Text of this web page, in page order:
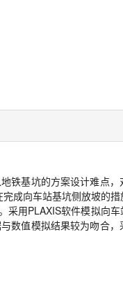
铁基坑的方案设计难点
成向车站基坑侧放坡的
采用PLAXIS软件模拟向
数值模拟结果较为吻合